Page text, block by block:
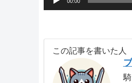
この記事を書いた人